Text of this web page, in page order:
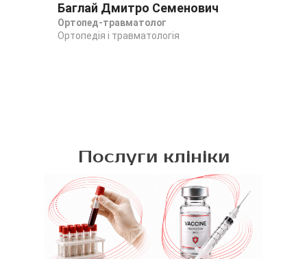
Баглай Дмитро Семенович
Ортопед-травматолог
Ортопедія і травматологія
Послуги клініки